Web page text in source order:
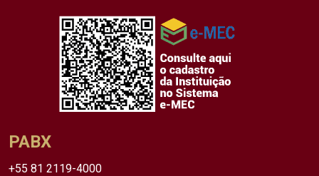
PABX
+55 81 2119-4000